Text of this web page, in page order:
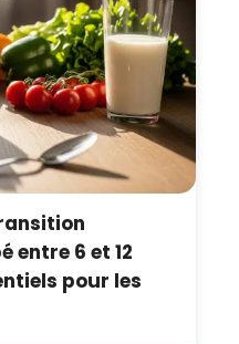
entre 6 et 12
pour les